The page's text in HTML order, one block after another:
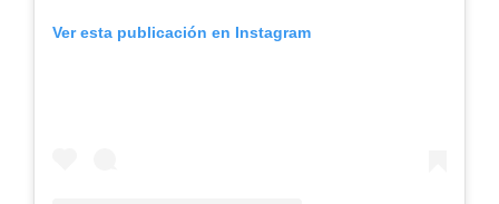
Ver esta publicación en Instagram